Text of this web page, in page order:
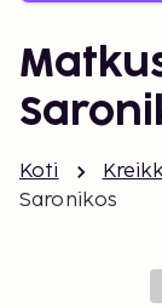
Koti
Saronikos